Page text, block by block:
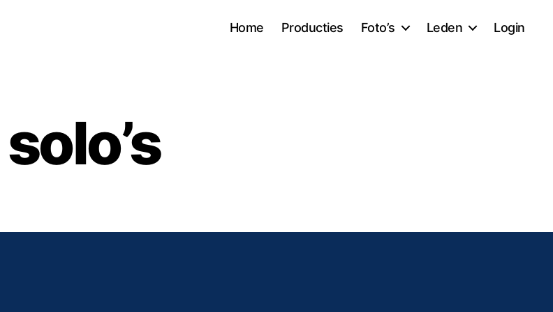
Home Producties Foto’s Leden Login
solo’s